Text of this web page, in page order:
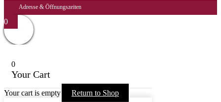
Adresse & Öffnungszeiten
0
0
Your Cart
Your cart is empty Return to Shop